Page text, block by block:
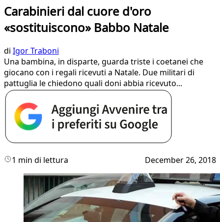
Carabinieri dal cuore d'oro
«sostituiscono» Babbo Natale
di Igor Traboni
Una bambina, in disparte, guarda triste i coetanei che
giocano con i regali ricevuti a Natale. Due militari di
pattuglia le chiedono quali doni abbia ricevuto...
1 min di lettura December 26, 2018